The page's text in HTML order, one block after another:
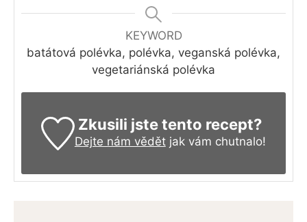
KEYWORD
batátová polévka, polévka, veganská polévka,
vegetariánská polévka
Zkusili jste tento recept?
Dejte nám vědětjak vám chutnalo!